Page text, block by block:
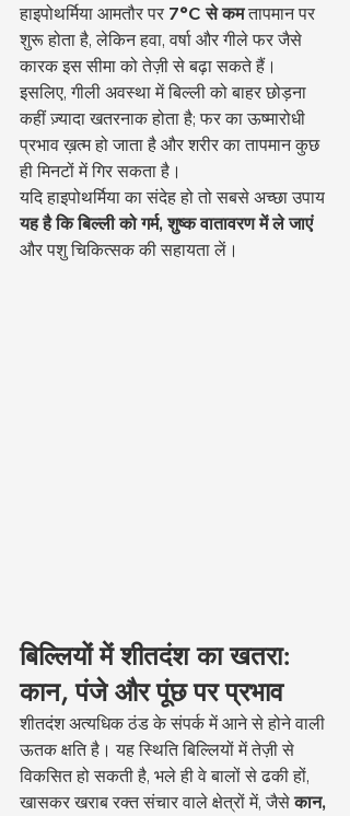
हाइपोथर्मिया आमतौर पर 7°C से कम तापमान पर
शुरू होता है, लेकिन हवा, वर्षा और गीले फर जैसे
कारक इस सीमा को तेज़ी से बढ़ा सकते हैं।
इसलिए, गीली अवस्था में बिल्ली को बाहर छोड़ना
कहीं ज़्यादा खतरनाक होता है; फर का ऊष्मारोधी
प्रभाव ख़त्म हो जाता है और शरीर का तापमान कुछ
ही मिनटों में गिर सकता है।
यदि हाइपोथर्मिया का संदेह हो तो सबसे अच्छा उपाय
यह है कि बिल्ली को गर्म, शुष्क वातावरण में ले जाएं
और पशु चिकित्सक की सहायता लें।
बिल्लियों में शीतदंश का खतरा:
कान, पंजे और पूंछ पर प्रभाव
शीतदंश अत्यधिक ठंड के संपर्क में आने से होने वाली
ऊतक क्षति है। यह स्थिति बिल्लियों में तेज़ी से
विकसित हो सकती है, भले ही वे बालों से ढकी हों,
खासकर खराब रक्त संचार वाले क्षेत्रों में, जैसे कान,